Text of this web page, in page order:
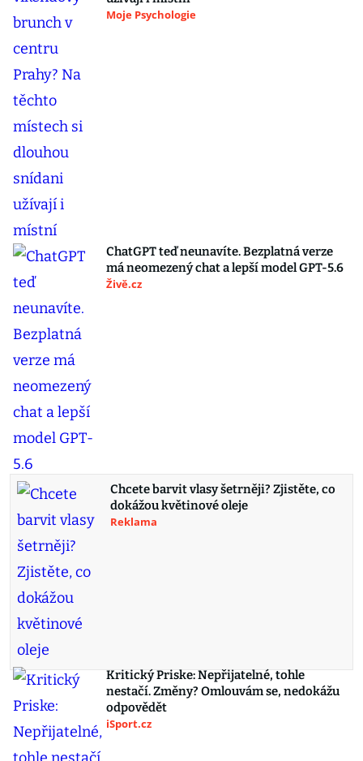
Moje Psychologie
ChatGPT teď neunavíte. Bezplatná verze
má neomezený chat a lepší model GPT-5.6
Živě.cz
Chcete barvit vlasy šetrněji? Zjistěte, co
dokážou květinové oleje
Reklama
Kritický Priske: Nepřijatelné, tohle
nestačí. Změny? Omlouvám se, nedokážu
odpovědět
iSport.cz